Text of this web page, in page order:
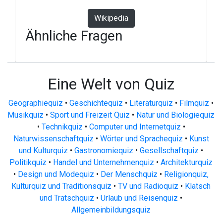
Wikipedia
Ähnliche Fragen
Eine Welt von Quiz
Geographiequiz • Geschichtequiz • Literaturquiz • Filmquiz •
Musikquiz • Sport und Freizeit Quiz • Natur und Biologiequiz
• Technikquiz • Computer und Internetquiz •
Naturwissenschaftquiz • Wörter und Sprachequiz • Kunst
und Kulturquiz • Gastronomiequiz • Gesellschaftquiz •
Politikquiz • Handel und Unternehmenquiz • Architekturquiz
• Design und Modequiz • Der Menschquiz • Religionquiz,
Kulturquiz und Traditionsquiz • TV und Radioquiz • Klatsch
und Tratschquiz • Urlaub und Reisenquiz •
Allgemeinbildungsquiz